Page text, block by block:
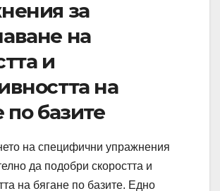
за
на
и
на
по базите
на специфични упражнения
да подобри скоростта и
на бягане по базите. Едно